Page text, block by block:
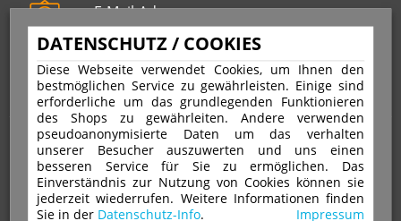
DATENSCHUTZ / COOKIES
Diese Webseite verwendet Cookies, um Ihnen den
bestmöglichen Service zu gewährleisten. Einige sind
erforderliche um das grundlegenden Funktionieren
des Shops zu gewährleiten. Andere verwenden
pseudoanonymisierte Daten um das verhalten
unserer Besucher auszuwerten und uns einen
besseren Service für Sie zu ermöglichen. Das
Einverständnis zur Nutzung von Cookies können sie
jederzeit wiederrufen. Weitere Informationen finden
Sie in der Datenschutz-Info. Impressum
E-Mail-Adresse
info@stempelfritz.de
Telefon
0221 677 812 08
Über uns
VERTRAG WIDERRUFEN
IMPRESSUM